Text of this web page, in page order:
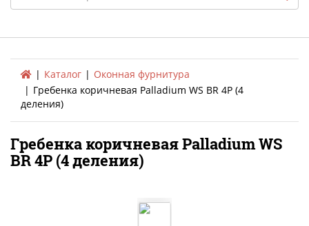
Каталог
Оконная фурнитура
Гребенка коричневая Palladium WS BR 4P (4
деления)
Гребенка коричневая Palladium WS
BR 4P (4 деления)